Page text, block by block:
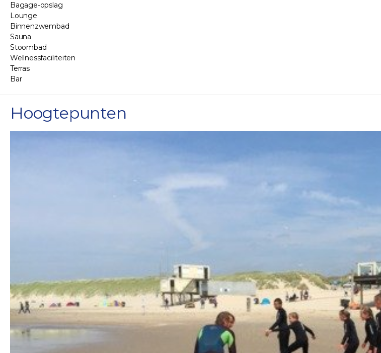
Bagage-opslag
Lounge
Binnenzwembad
Sauna
Stoombad
Wellnessfaciliteiten
Terras
Bar
Hoogtepunten